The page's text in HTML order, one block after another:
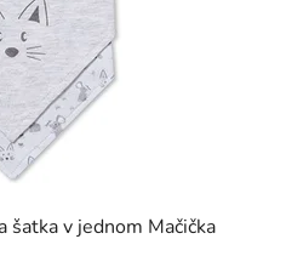
šatka v jednom Mačička